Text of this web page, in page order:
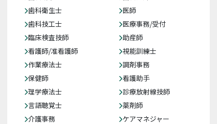
歯科衛生士
医師
歯科技工士
医療事務/受付
臨床検査技師
助産師
看護師/准看護師
視能訓練士
作業療法士
調剤事務
保健師
看護助手
理学療法士
診療放射線技師
言語聴覚士
薬剤師
介護事務
ケアマネジャー